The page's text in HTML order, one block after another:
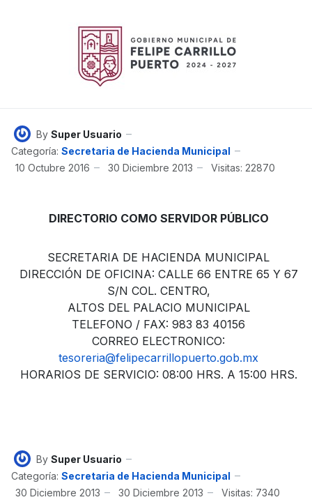
By Super Usuario
Categoría: Secretaria de Hacienda Municipal
10 Octubre 2016
30 Diciembre 2013 Visitas: 22870
DIRECTORIO COMO SERVIDOR PÚBLICO
SECRETARIA DE HACIENDA MUNICIPAL
DIRECCIÓN DE OFICINA: CALLE 66 ENTRE 65 Y 67
S/N COL. CENTRO,
ALTOS DEL PALACIO MUNICIPAL
TELEFONO / FAX: 983 83 40156
CORREO ELECTRONICO:
tesoreria@felipecarrillopuerto.gob.mx
HORARIOS DE SERVICIO: 08:00 HRS. A 15:00 HRS.
By Super Usuario
Categoría: Secretaria de Hacienda Municipal
30 Diciembre 2013
30 Diciembre 2013 Visitas: 7340